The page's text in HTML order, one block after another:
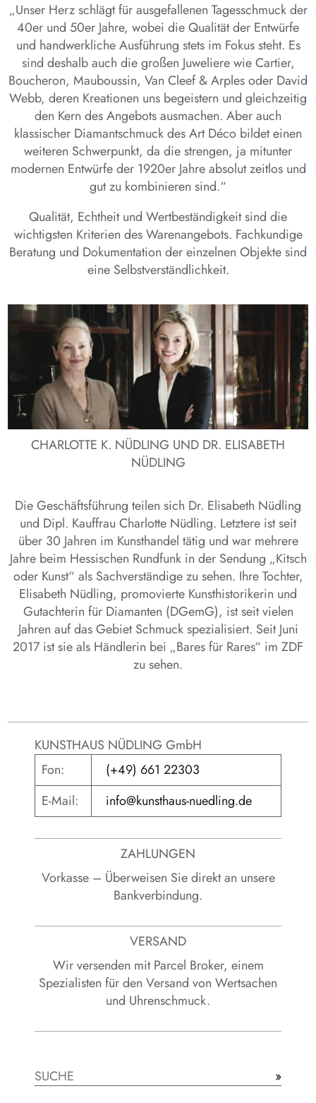
„Unser Herz schlägt für ausgefallenen Tagesschmuck der
40er und 50er Jahre, wobei die Qualität der Entwürfe
und handwerkliche Ausführung stets im Fokus steht. Es
sind deshalb auch die großen Juweliere wie Cartier,
Boucheron, Mauboussin, Van Cleef & Arples oder David
Webb, deren Kreationen uns begeistern und gleichzeitig
den Kern des Angebots ausmachen. Aber auch
klassischer Diamantschmuck des Art Déco bildet einen
weiteren Schwerpunkt, da die strengen, ja mitunter
modernen Entwürfe der 1920er Jahre absolut zeitlos und
gut zu kombinieren sind.“
Qualität, Echtheit und Wertbeständigkeit sind die
wichtigsten Kriterien des Warenangebots. Fachkundige
Beratung und Dokumentation der einzelnen Objekte sind
eine Selbstverständlichkeit.
CHARLOTTE K. NÜDLING UND DR. ELISABETH
NÜDLING
Die Geschäftsführung teilen sich Dr. Elisabeth Nüdling
und Dipl. Kauffrau Charlotte Nüdling. Letztere ist seit
über 30 Jahren im Kunsthandel tätig und war mehrere
Jahre beim Hessischen Rundfunk in der Sendung „Kitsch
oder Kunst“ als Sachverständige zu sehen. Ihre Tochter,
Elisabeth Nüdling, promovierte Kunsthistorikerin und
Gutachterin für Diamanten (DGemG), ist seit vielen
Jahren auf das Gebiet Schmuck spezialisiert. Seit Juni
2017 ist sie als Händlerin bei „Bares für Rares“ im ZDF
zu sehen.
KUNSTHAUS NÜDLING GmbH
Fon:
(+49) 661 22303
E-Mail:
info@kunsthaus-nuedling.de
ZAHLUNGEN
Vorkasse – Überweisen Sie direkt an unsere
Bankverbindung.
VERSAND
Wir versenden mit Parcel Broker, einem
Spezialisten für den Versand von Wertsachen
und Uhrenschmuck.
Suchen »